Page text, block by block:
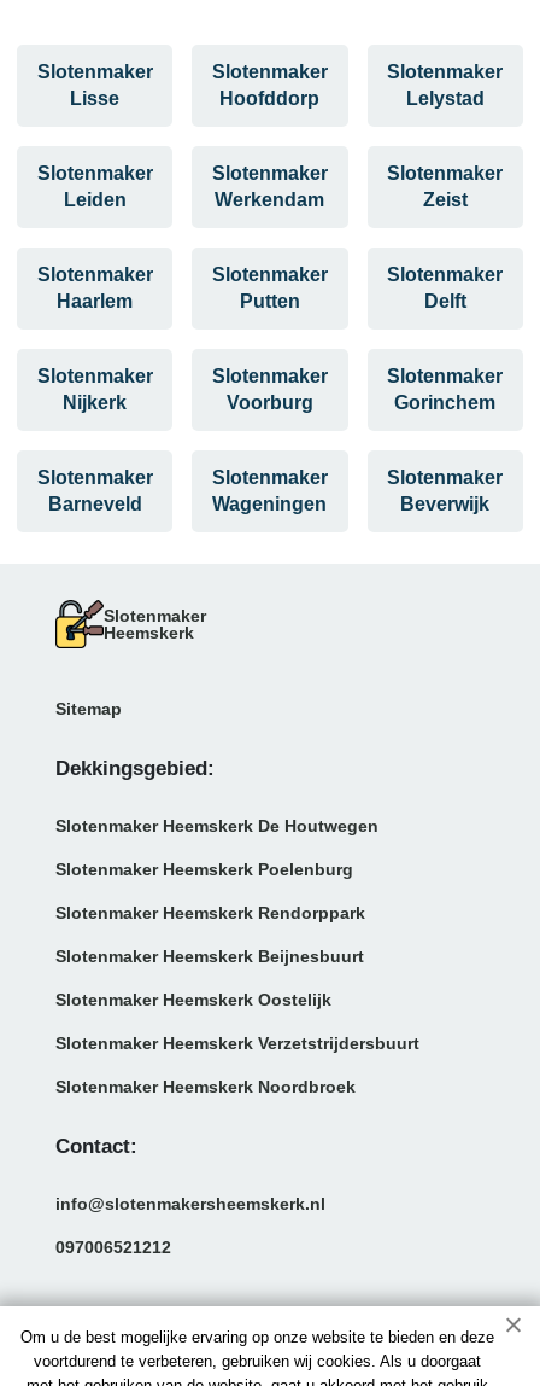
Om u de best mogelijke ervaring op onze website te bieden en deze
voortdurend te verbeteren, gebruiken wij cookies. Als u doorgaat
Slotenmaker
Lisse
Slotenmaker
Hoofddorp
Slotenmaker
Lelystad
Slotenmaker
Leiden
Slotenmaker
Werkendam
Slotenmaker
Zeist
Slotenmaker
Haarlem
Slotenmaker
Putten
Slotenmaker
Delft
Slotenmaker
Nijkerk
Slotenmaker
Voorburg
Slotenmaker
Gorinchem
Slotenmaker
Barneveld
Slotenmaker
Wageningen
Slotenmaker
Beverwijk
Slotenmaker
Heemskerk
Sitemap
Dekkingsgebied:
Slotenmaker Heemskerk De Houtwegen
Slotenmaker Heemskerk Poelenburg
Slotenmaker Heemskerk Rendorppark
Slotenmaker Heemskerk Beijnesbuurt
Slotenmaker Heemskerk Oostelijk
Slotenmaker Heemskerk Verzetstrijdersbuurt
Slotenmaker Heemskerk Noordbroek
Contact:
info@slotenmakersheemskerk.nl
097006521212